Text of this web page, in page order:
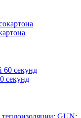
секунд